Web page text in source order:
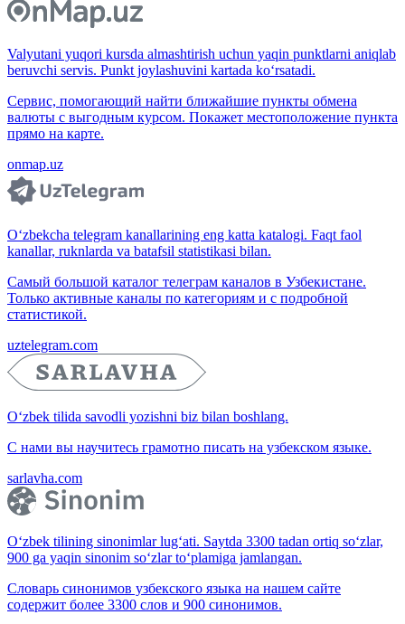
Valyutani yuqori kursda almashtirish uchun yaqin punktlarni aniqlab
beruvchi servis. Punkt joylashuvini kartada ko‘rsatadi.
Сервис, помогающий найти ближайшие пункты обмена
валюты с выгодным курсом. Покажет местоположение пункта
прямо на карте.
onmap.uz
O‘zbekcha telegram kanallarining eng katta katalogi. Faqt faol
kanallar, ruknlarda va batafsil statistikasi bilan.
Самый большой каталог телеграм каналов в Узбекистане.
Только активные каналы по категориям и с подробной
статистикой.
uztelegram.com
O‘zbek tilida savodli yozishni biz bilan boshlang.
С нами вы научитесь грамотно писать на узбекском языке.
sarlavha.com
O‘zbek tilining sinonimlar lug‘ati. Saytda 3300 tadan ortiq so‘zlar,
900 ga yaqin sinonim so‘zlar to‘plamiga jamlangan.
Словарь синонимов узбекского языка на нашем сайте
содержит более 3300 слов и 900 синонимов.